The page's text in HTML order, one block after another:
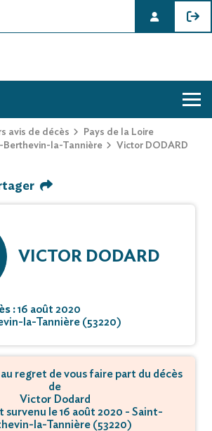
DE VICTOR DODARD
avis de décès
Pays de la Loire
Berthevin-la-Tannière Victor DODARD
VICTOR DODARD
:16 août 2020
la-Tannière (53220)
regret de vous faire part du décès
de
Victor Dodard
survenu le 16 août 2020 - Saint-
la-Tannière (53220)